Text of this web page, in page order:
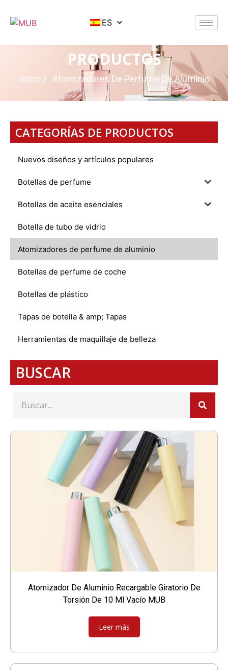
ES
PRODUCTOS
Inicio/ Atomizadores De Perfume De Aluminio
CATEGORÍAS DE PRODUCTOS
Nuevos diseños y artículos populares
Botellas de perfume
Botellas de aceite esenciales
Botella de tubo de vidrio
Atomizadores de perfume de aluminio
Botellas de perfume de coche
Botellas de plástico
Tapas de botella & amp; Tapas
Herramientas de maquillaje de belleza
BUSCAR
Atomizador De Aluminio Recargable Giratorio De
Torsión De 10 Ml Vacío MUB
Leer más